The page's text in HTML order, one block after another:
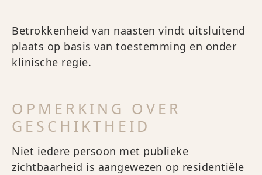
Betrokkenheid van naasten vindt uitsluitend
plaats op basis van toestemming en onder
klinische regie.
OPMERKING OVER
GESCHIKTHEID
Niet iedere persoon met publieke
zichtbaarheid is aangewezen op residentiële